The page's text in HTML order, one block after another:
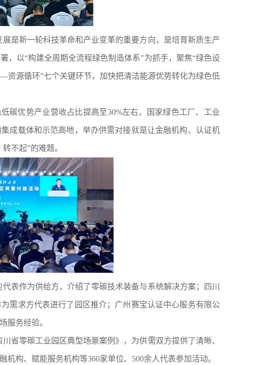
是新一轮科技革命和产业变革的重要方向，是培育新质生产
，以“构建全周期全流程绿色制造体系”为抓手，聚焦“绿色设
循环”七个关键环节，加快把清洁能源优势转化为绿色低
碳优势产业营收占比提高至30%左右，国家绿色工厂、工业
成载体和示范高地，举办供需对接就是让金融机构、认证机
不起”的难题。
表作为供给方，介绍了零碳技术装备与系统解决方案；四川
需求方代表进行了园区推介；广州赛宝认证中心服务有限公
服务经验。
省零碳工业园区典型场景案例》，为供需双方提供了清晰、
机构、赋能服务机构等360家单位、 500余人代表参加活动。